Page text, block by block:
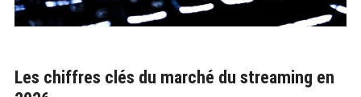
Les chiffres clés du marché du streaming en